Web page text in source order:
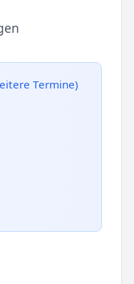
Termine)